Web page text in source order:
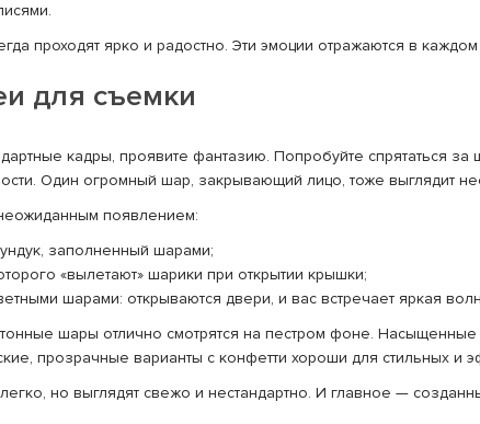
проходят ярко и радостно. Эти эмоции отражаются в
для съемки
кадры, проявите фантазию. Попробуйте спрятаться
Один огромный шар, закрывающий лицо, тоже выглядит
появлением:
заполненный шарами;
«вылетают» шарики при открытии крышки;
шарами: открываются двери, и вас встречает яркая
шары отлично смотрятся на пестром фоне.
прозрачные варианты с конфетти хороши для стильных и
но выглядят свежо и нестандартно. И главное —